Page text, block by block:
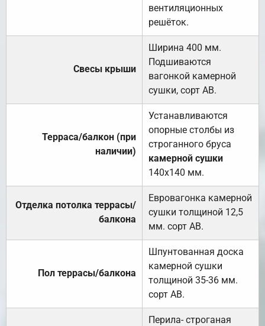
вентиляционных
решёток.
Свесы крыши
Ширина 400 мм.
Подшиваются
вагонкой камерной
сушки, сорт АВ.
Терраса/балкон (при
наличии)
Устанавливаются
опорные столбы из
строганного бруса
камерной сушки
140х140 мм.
Отделка потолка террасы/
балкона
Евровагонка камерной
сушки толщиной 12,5
мм. сорт АВ.
Пол террасы/балкона
Шпунтованная доска
камерной сушки
толщиной 35-36 мм.
сорт АВ.
Перила- строганая